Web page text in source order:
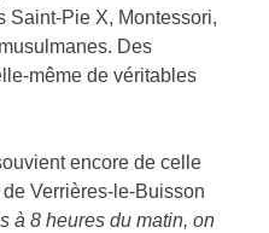
Saint-Pie X, Montessori,
Des
même de véritables
encore de celle
Verrières-le-Buisson
à 8 heures du matin, on